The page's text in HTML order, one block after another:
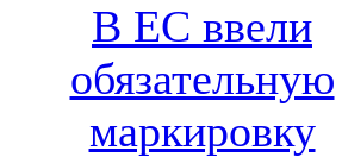
В ЕС ввели
обязательную
маркировку